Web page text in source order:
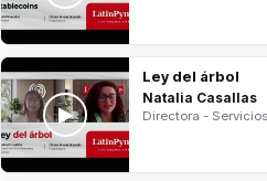
Ley del árbol
Natalia Casallas
Directora -